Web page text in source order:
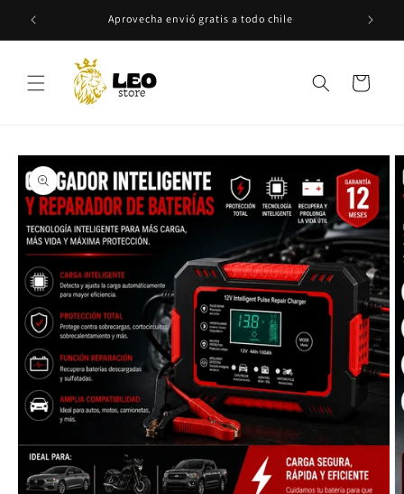
directamente
Aprovecha envió gratis a todo chile
Carrito
directamente
a la
información
del producto